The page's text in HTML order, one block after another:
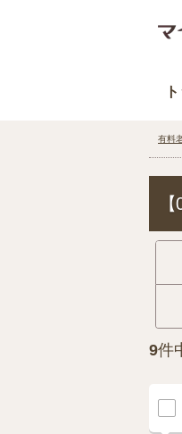
有料
9件